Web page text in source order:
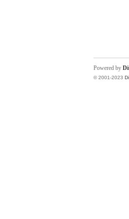
Powered by
© 2001-2023